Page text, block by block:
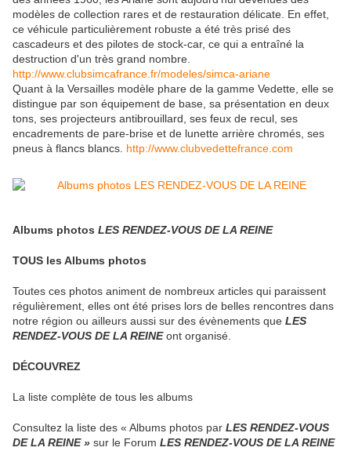
modèles de collection rares et de restauration délicate. En effet,
ce véhicule particulièrement robuste a été très prisé des
cascadeurs et des pilotes de stock-car, ce qui a entraîné la
destruction d'un très grand nombre.
http://www.clubsimcafrance.fr/modeles/simca-ariane
Quant à la Versailles modèle phare de la gamme Vedette, elle se
distingue par son équipement de base, sa présentation en deux
tons, ses projecteurs antibrouillard, ses feux de recul, ses
encadrements de pare-brise et de lunette arrière chromés, ses
pneus à flancs blancs. http://www.clubvedettefrance.com
Albums photos LES RENDEZ-VOUS DE LA REINE
TOUS les Albums photos
Toutes ces photos animent de nombreux articles qui paraissent
régulièrement, elles ont été prises lors de belles rencontres dans
notre région ou ailleurs aussi sur des évènements que LES
RENDEZ-VOUS DE LA REINEont organisé.
DÉCOUVREZ
La liste complète de tous les albums
Consultez la liste des « Albums photos par LES RENDEZ-VOUS
DE LA REINE » sur le Forum LES RENDEZ-VOUS DE LA REINE